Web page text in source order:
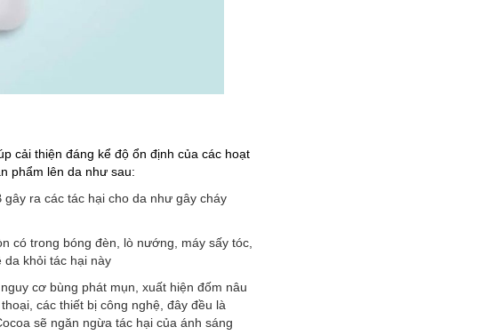
cải thiện đáng kể độ ổn định của các hoạt
phẩm lên da như sau:
gây ra các tác hại cho da như gây cháy
có trong bóng đèn, lò nướng, máy sấy tóc,
da khỏi tác hại này
cơ bùng phát mụn, xuất hiện đốm nâu
các thiết bị công nghệ, đây đều là
sẽ ngăn ngừa tác hại của ánh sáng